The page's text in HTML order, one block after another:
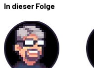
In dieser Folge